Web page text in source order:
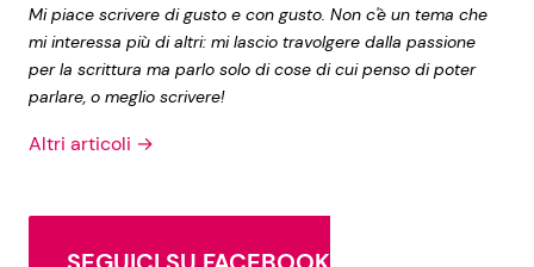
Mi piace scrivere di gusto e con gusto. Non c'è un tema che
mi interessa più di altri: mi lascio travolgere dalla passione
per la scrittura ma parlo solo di cose di cui penso di poter
parlare, o meglio scrivere!
Altri articoli →